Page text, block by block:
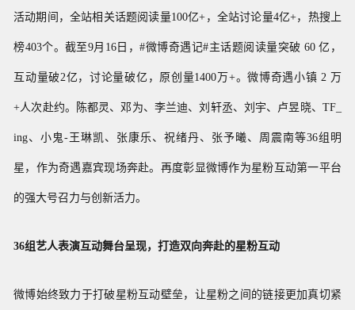
活动期间，全站相关话题阅读量100亿+，全站讨论量4亿+，热搜上
榜403个。截至9月16日，#微博奇遇记#主话题阅读量突破 60 亿，
互动量破2亿，讨论量破亿，原创量1400万+。微博奇遇小镇 2 万
+人次赴约。陈都灵、邓为、李兰迪、刘轩丞、刘宇、卢昱晓、TF_
ing、小鬼-王琳凯、张康乐、祝绪丹、张予曦、周震南等36组明
星，作为奇遇嘉宾现场奔赴。再度彰显微博作为星粉互动第一平台
的强大号召力与创新活力。
36组艺人表演互动舞台呈现，打造双向奔赴的星粉互动
微博始终致力于打破星粉互动壁垒，让星粉之间的链接更加真切紧